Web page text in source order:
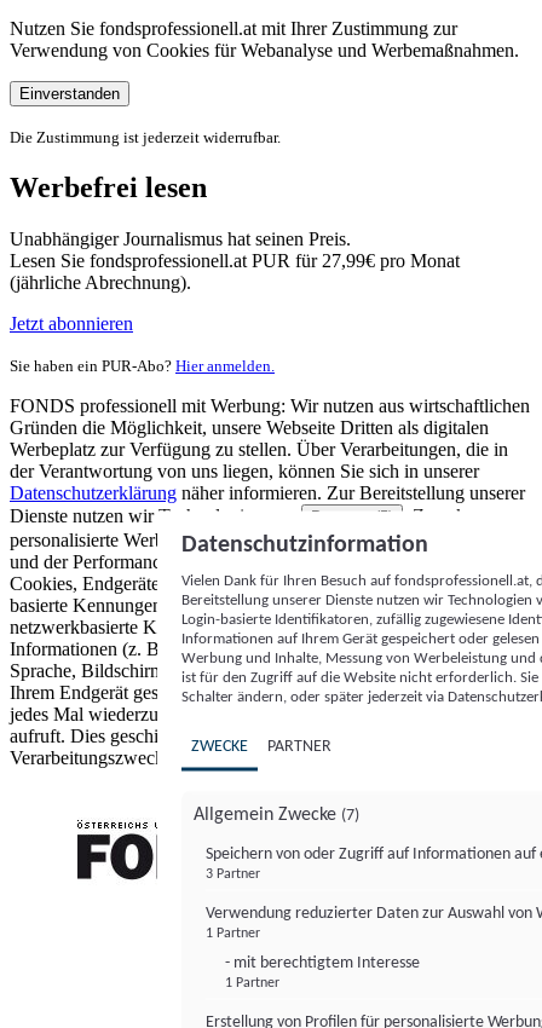
Nutzen Sie fondsprofessionell.at mit Ihrer Zustimmung zur
Verwendung von Cookies für Webanalyse und Werbemaßnahmen.
Einverstanden
Die Zustimmung ist jederzeit widerrufbar.
Werbefrei lesen
Unabhängiger Journalismus hat seinen Preis.
Lesen Sie fondsprofessionell.at PUR für 27,99€ pro Monat
(jährliche Abrechnung).
Jetzt abonnieren
Sie haben ein PUR-Abo? Hier anmelden.
FONDS professionell mit Werbung: Wir nutzen aus wirtschaftlichen
Gründen die Möglichkeit, unsere Webseite Dritten als digitalen
Werbeplatz zur Verfügung zu stellen. Über Verarbeitungen, die in
der Verantwortung von uns liegen, können Sie sich in unserer
Datenschutzerklärung näher informieren. Zur Bereitstellung unserer
Dienste nutzen wir Technologien von
Partnern (5)
. Zwecke:
personalisierte Werbung und Inhalte, Messung von Werbeleistung
und der Performance von Inhalten sowie Zielgruppenforschung.
Cookies, Endgeräte- oder ähnliche Online-Kennungen (z. B. login-
basierte Kennungen, zufällig generierte Kennungen,
netzwerkbasierte Kennungen) können zusammen mit anderen
Informationen (z. B. Browsertyp und Browserinformationen,
Sprache, Bildschirmgröße, unterstützte Technologien usw.) auf
Ihrem Endgerät gespeichert oder von dort ausgelesen werden, um es
jedes Mal wiederzuerkennen, wenn es eine App oder einer Webseite
aufruft. Dies geschieht für einen oder mehrere der hier aufgeführten
Verarbeitungszwecke.
Datenschutzinformation
Vielen Dank für Ihren Besuch auf
Bereitstellung unserer Dienste nutzen wir Technologien
Login-basierte Identifikatoren, zufällig zugewiesene
Informationen auf Ihrem Gerät gespeichert oder
Werbung und Inhalte, Messung von Werbeleistung
ist für den Zugriff auf die Website nicht erforderlich.
Schalter ändern, oder später jederzeit via
ZWECKE PARTNER
Allgemein Zwecke (7)
Speichern von oder Zugriff auf Informationen auf
3 Partner
Verwendung reduzierter Daten zur Auswahl von
1 Partner
- mit berechtigtem Interesse
1 Partner
Erstellung von Profilen für personalisierte
FONDS professionell